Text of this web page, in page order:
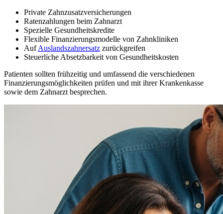
Private Zahnzusatzversicherungen
Ratenzahlungen beim Zahnarzt
Spezielle Gesundheitskredite
Flexible Finanzierungsmodelle von Zahnkliniken
AufAuslandszahnersatz zurückgreifen
Steuerliche Absetzbarkeit von Gesundheitskosten
Patienten sollten frühzeitig und umfassend die verschiedenen
Finanzierungsmöglichkeiten prüfen und mit ihrer Krankenkasse
sowie dem Zahnarzt besprechen.